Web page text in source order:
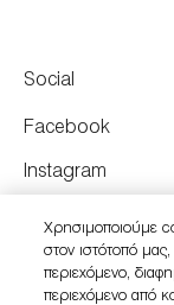
Social
Facebook
Instagram
Twitter
Χρησιμοποιούμε
στον ιστότοπό
περιεχόμενο,
περιεχόμενο από